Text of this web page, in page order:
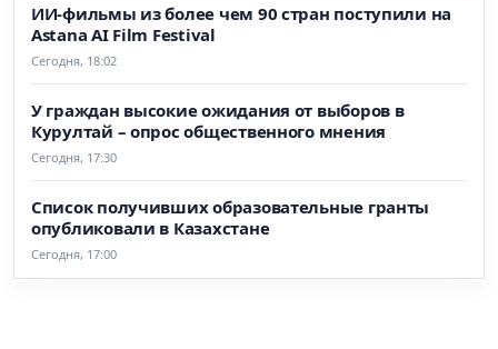
ИИ-фильмы из более чем 90 стран поступили на
Astana AI Film Festival
Сегодня, 18:02
У граждан высокие ожидания от выборов в
Курултай – опрос общественного мнения
Сегодня, 17:30
Список получивших образовательные гранты
опубликовали в Казахстане
Сегодня, 17:00